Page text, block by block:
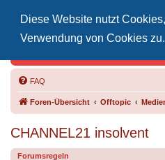
Diese Website nutzt
Verwendung von Cookies zu.
FAQ
Foren-Übersicht Offtopic
CHANNEL21 insolvent
Forumsregeln